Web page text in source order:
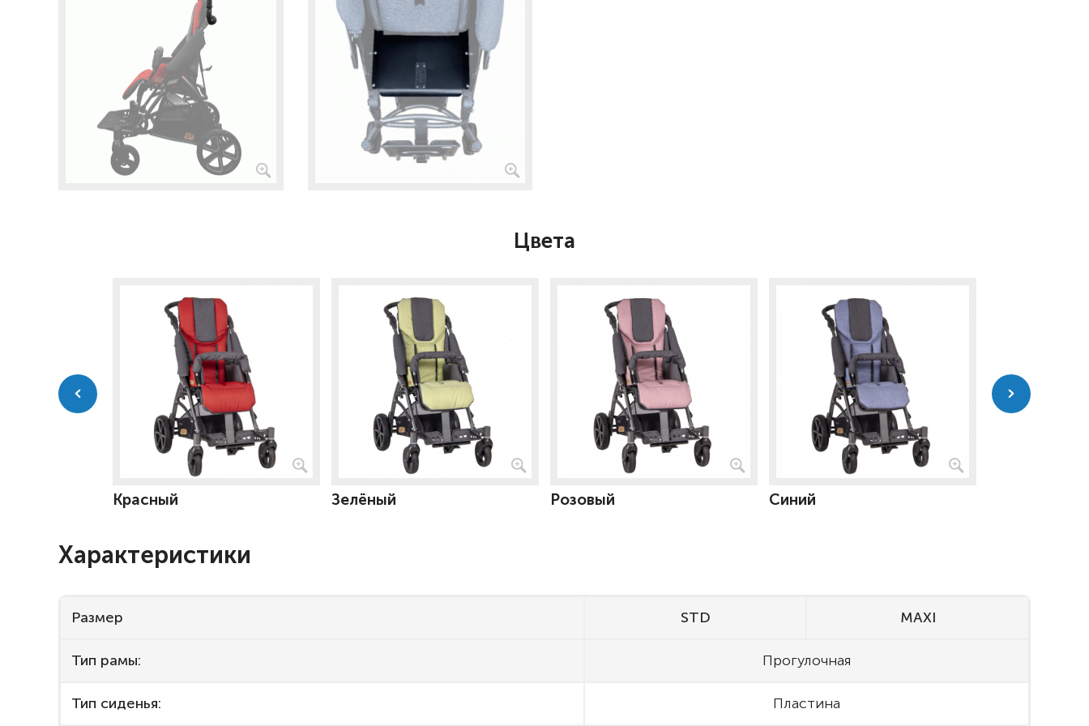
Цвета
Красный Зелёный Розовый Синий
Серый
Характеристики
Размер STD MAXI
Тип рамы: Прогулочная
Тип сиденья: Пластина